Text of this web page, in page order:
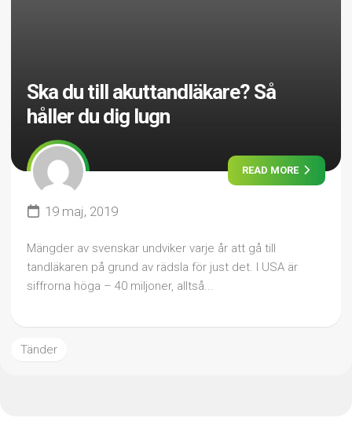
Ska du till akuttandläkare? Så
håller du dig lugn
READ MORE
19 maj, 2019
Mängder av svenskar undviker varje år att gå till
tandläkaren på grund av rädsla för just det. I USA är
siffrorna höga – 40 miljoner, alltså...
Tänder